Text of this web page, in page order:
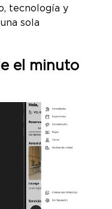
tecnología y
sola
el minuto